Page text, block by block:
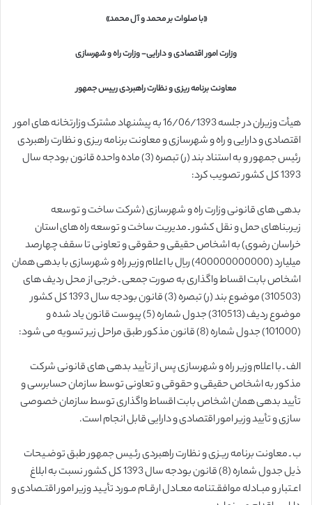
«با صلوات بر محمد و آل محمد»
وزارت امور اقتصادی و دارایی- وزارت راه و شهرسازی
معاونت برنامه ریزی و نظارت راهبردی رییس جمهور
هیأت وزیران در جلسه 16/06/1393 به پیشنهاد مشترک وزارتخانه های امور
اقتصادی و دارایی و راه و شهرسازی و معاونت برنامه ریزی و نظارت راهبردی
رئیس جمهور و به استناد بند (ر) تبصره (3) ماده واحده قانون بودجه سال
1393 کل کشور تصویب کرد:
بدهی های قانونی وزارت راه و شهرسازی (شرکت ساخت و توسعه
زیربناهای حمل و نقل کشور ـ مدیریت ساخت و توسعه راه های استان
خراسان رضوی) به اشخاص حقیقی و حقوقی و تعاونی تا سقف چهارصد
میلیارد (400000000000) ریال با اعلام وزیر راه و شهرسازی با بدهی همان
اشخاص بابت اقساط واگذاری به صورت جمعی ـ خرجی از محل ردیف های
(310503) موضوع بند (ر) تبصره (3) قانون بودجه سال 1393 کل کشور
موضوع ردیف (310513) جدول شماره (5) پیوست قانون یاد شده و
(101000) جدول شماره (8) قانون مذکور طبق مراحل زیر تسویه می شود:
الف ـ با اعلام وزیر راه و شهرسازی پس از تأیید بدهی های قانونی شرکت
مذکور به اشخاص حقیقی و حقوقی و تعاونی توسط سازمان حسابرسی و
تأیید بدهی همان اشخاص بابت اقساط واگذاری توسط سازمان خصوصی
سازی و تأیید وزیر امور اقتصادی و دارایی قابل انجام است.
ب ـ معاونت برنامه ریـزی و نظارت راهبردی رئـیس جمهور طبق توضـیحات
ذیل جدول شماره (8) قانون بودجه سال 1393 کل کشور نسبت به ابلاغ
اعـتبار و مبـادله موافقـتنامه معـادل ارقـام مـورد تأیـید وزیر امور اقتـصادی و